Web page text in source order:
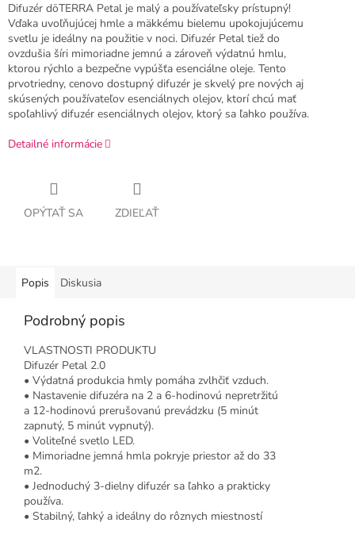
Difuzér dōTERRA Petal je malý a používateľsky prístupný!
Vďaka uvoľňujúcej hmle a mäkkému bielemu upokojujúcemu
svetlu je ideálny na použitie v noci. Difuzér Petal tiež do
ovzdušia šíri mimoriadne jemnú a zároveň výdatnú hmlu,
ktorou rýchlo a bezpečne vypúšťa esenciálne oleje. Tento
prvotriedny, cenovo dostupný difuzér je skvelý pre nových aj
skúsených používateľov esenciálnych olejov, ktorí chcú mať
spoľahlivý difuzér esenciálnych olejov, ktorý sa ľahko používa.
Detailné informácie
OPÝTAŤ SA ZDIEĽAŤ
Popis Diskusia
Podrobný popis
VLASTNOSTI PRODUKTU
Difuzér Petal 2.0
• Výdatná produkcia hmly pomáha zvlhčiť vzduch.
• Nastavenie difuzéra na 2 a 6-hodinovú nepretržitú
a 12-hodinovú prerušovanú prevádzku (5 minút
zapnutý, 5 minút vypnutý).
• Voliteľné svetlo LED.
• Mimoriadne jemná hmla pokryje priestor až do 33
m2.
• Jednoduchý 3-dielny difuzér sa ľahko a prakticky
používa.
• Stabilný, ľahký a ideálny do rôznych miestností